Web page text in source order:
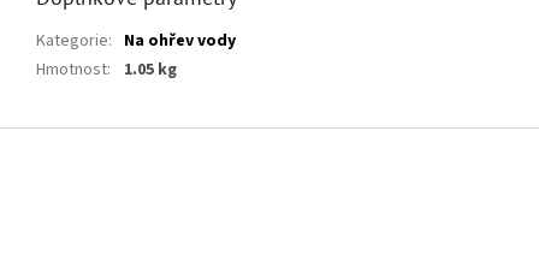
Kategorie: Na ohřev vody
Hmotnost: 1.05 kg